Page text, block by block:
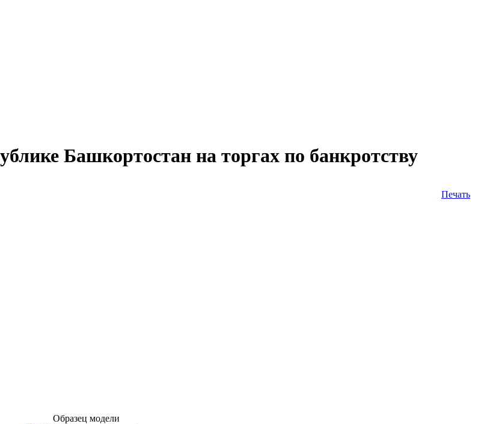
Башкортостан на торгах по банкротству
Печать
Образец модели